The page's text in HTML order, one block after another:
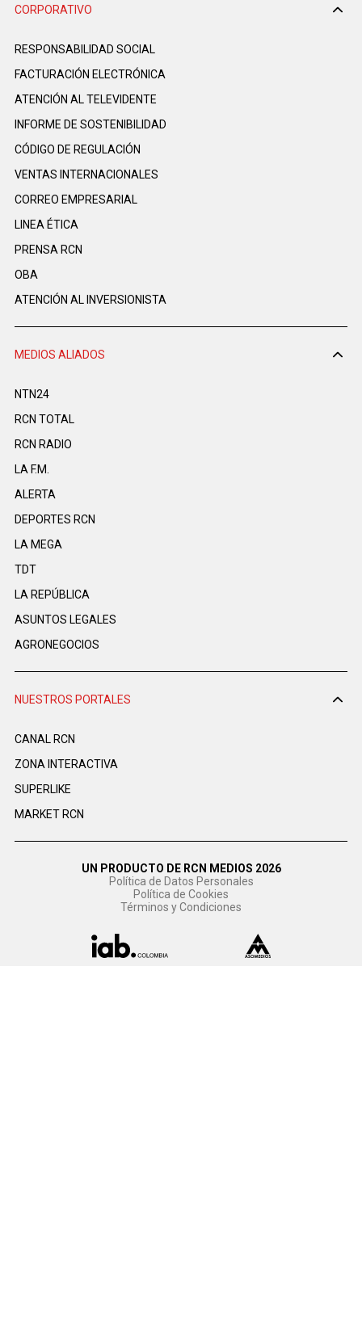
CORPORATIVO
RESPONSABILIDAD SOCIAL
FACTURACIÓN ELECTRÓNICA
ATENCIÓN AL TELEVIDENTE
INFORME DE SOSTENIBILIDAD
CÓDIGO DE REGULACIÓN
VENTAS INTERNACIONALES
CORREO EMPRESARIAL
LINEA ÉTICA
PRENSA RCN
OBA
ATENCIÓN AL INVERSIONISTA
MEDIOS ALIADOS
NTN24
RCN TOTAL
RCN RADIO
LA F.M.
ALERTA
DEPORTES RCN
LA MEGA
TDT
LA REPÚBLICA
ASUNTOS LEGALES
AGRONEGOCIOS
NUESTROS PORTALES
CANAL RCN
ZONA INTERACTIVA
SUPERLIKE
MARKET RCN
UN PRODUCTO DE RCN MEDIOS 2026
Política de Datos Personales
Política de Cookies
Términos y Condiciones